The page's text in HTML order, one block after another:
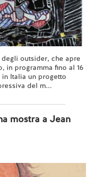
degli outsider, che apre
in programma fino al 16
Italia un progetto
del m...
mostra a Jean